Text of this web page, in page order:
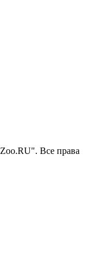
Все права